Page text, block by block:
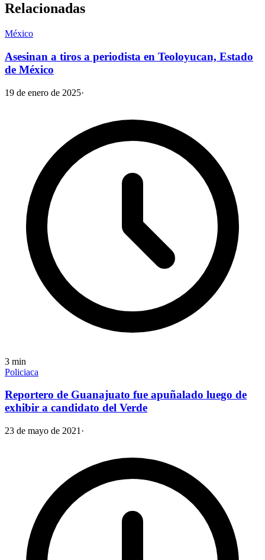
Relacionadas
México
Asesinan a tiros a periodista en Teoloyucan, Estado
de México
19 de enero de 2025·
3 min
Policiaca
Reportero de Guanajuato fue apuñalado luego de
exhibir a candidato del Verde
23 de mayo de 2021 ·